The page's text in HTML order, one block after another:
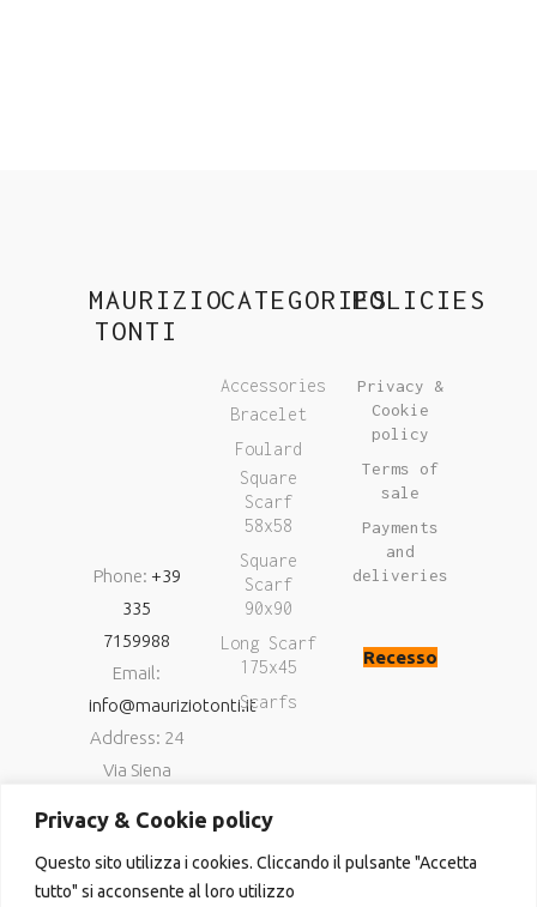
Privacy & Cookie policy
Questo sito utilizza i cookies. Cliccando il pulsante "Accetta
tutto" si acconsente al loro utilizzo
MAURIZIO
TONTI
Phone: +39
335
7159988
Email:
info@mauriziotonti.it
Address: 24
Via Siena
Foligno (Pg)
P.IVA
03800870549
CATEGORIES
Accessories
Bracelet
Foulard
Square
Scarf
58x58
Square
Scarf
90x90
Long Scarf
175x45
Scarfs
POLICIES
Privacy &
Cookie
policy
Terms of
sale
Payments
and
deliveries
Recesso